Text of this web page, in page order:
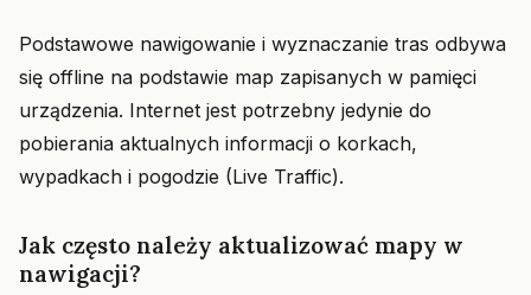
Podstawowe nawigowanie i wyznaczanie tras odbywa
się offline na podstawie map zapisanych w pamięci
urządzenia. Internet jest potrzebny jedynie do
pobierania aktualnych informacji o korkach,
wypadkach i pogodzie (Live Traffic).
Jak często należy aktualizować mapy w
nawigacji?